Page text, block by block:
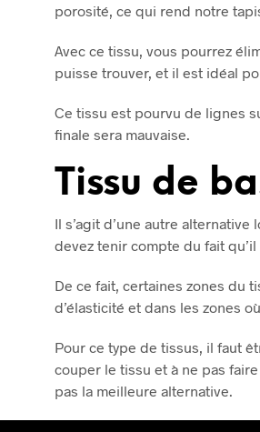
porosité, ce qui rend notre
Avec ce tissu, vous pourrez
puisse trouver, et il est idéal
Ce tissu est pourvu de lignes
finale sera mauvaise.
Tissu de
Il s’agit d’une autre
devez tenir compte du fait
De ce fait, certaines zones du
d’élasticité et dans les zones
Pour ce type de tissus, il faut
couper le tissu et à ne pas
pas la meilleure alternative.